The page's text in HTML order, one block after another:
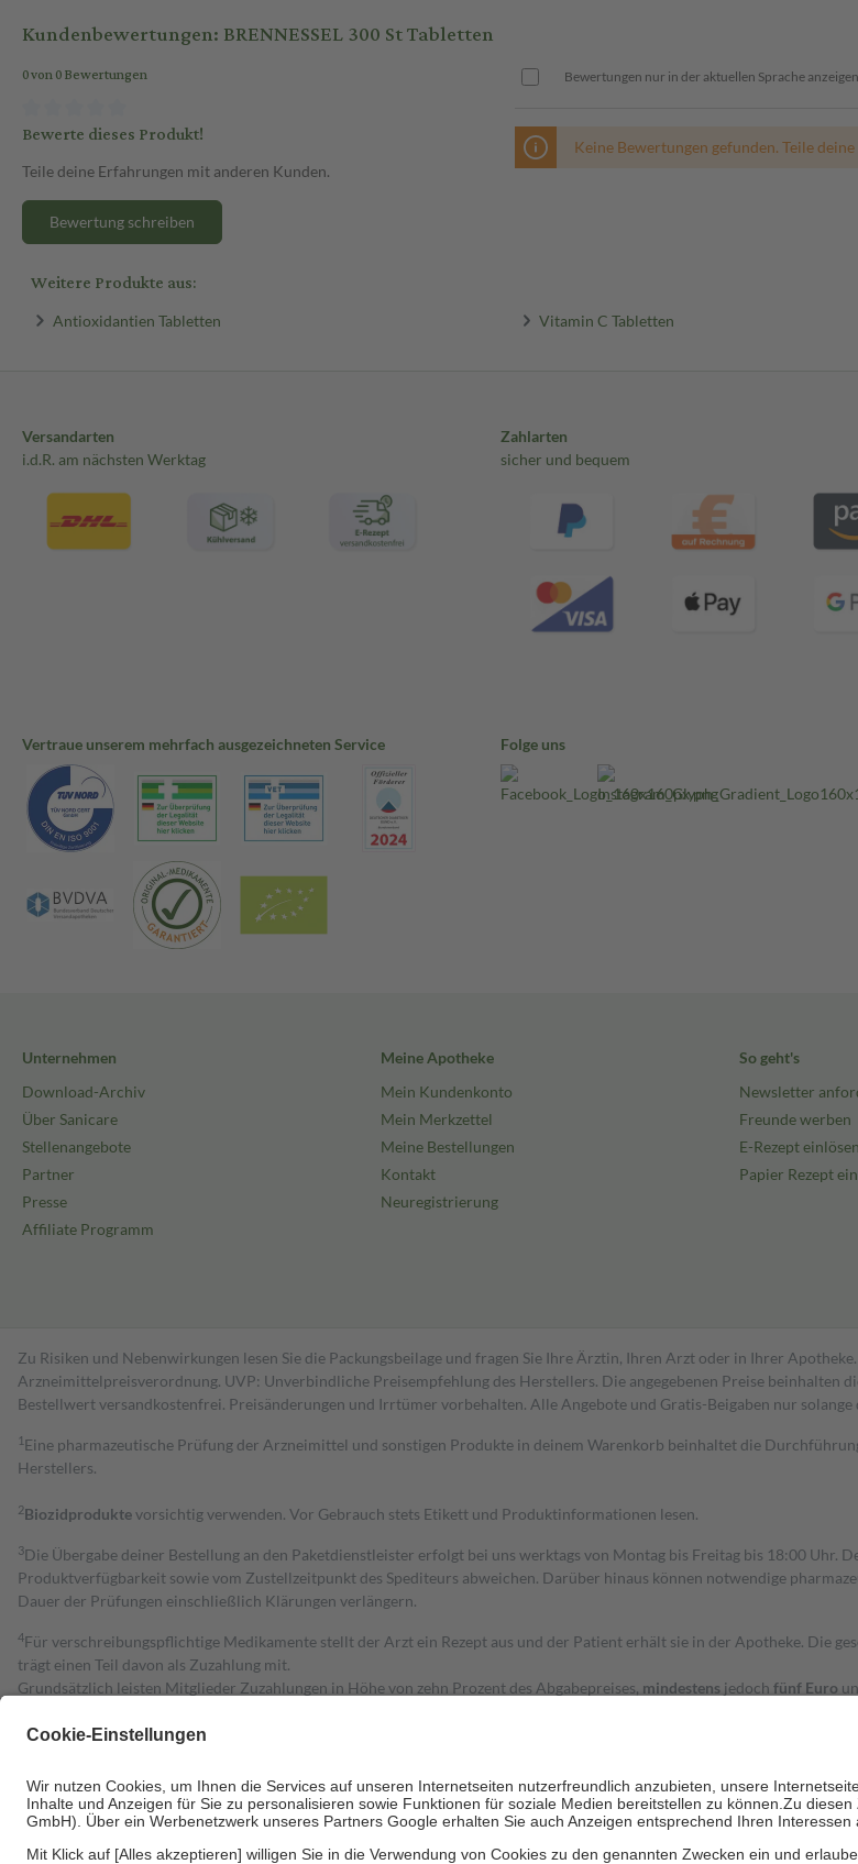
Kundenbewertungen: BRENNESSEL 300 St Tabletten
0 von 0 Bewertungen
Bewerte dieses Produkt!
Teile deine Erfahrungen mit anderen Kunden.
Bewertung schreiben
Bewertungen nur in der aktuellen Sprache
Keine Bewertungen gefunden. Teile
Weitere Produkte aus:
Antioxidantien Tabletten Vitamin C Tabletten
Versandarten
i.d.R. am nächsten Werktag
Zahlarten
sicher und bequem
Vertraue unserem mehrfach ausgezeichneten Service Folge uns
Unternehmen
Download-Archiv
Über Sanicare
Stellenangebote
Partner
Presse
Affiliate Programm
Meine Apotheke
Mein Kundenkonto
Mein Merkzettel
Meine Bestellungen
Kontakt
Neuregistrierung
So geht's
Newsletter
Freunde werben
E-Rezept einlösen
Papier Rezept
Zu Risiken und Nebenwirkungen lesen Sie die Packungsbeilage und fragen Sie Ihre Ärztin, Ihren Arzt oder in Ihrer
Arzneimittelpreisverordnung. UVP: Unverbindliche Preisempfehlung des Herstellers. Die angegebenen Preise beinhalten
Bestell­wert versand­kosten­frei. Preisänderungen und Irrtümer vorbehalten. Alle Angebote und Gratis-Beigaben nur
1 Eine pharmazeutische Prüfung der Arzneimittel und sonstigen Produkte in deinem Warenkorb beinhaltet die
Herstellers.
2Biozidproduktevorsichtig verwenden. Vor Gebrauch stets Etikett und Produktinformationen lesen.
3Die Übergabe deiner Bestellung an den Paketdienstleister erfolgt bei uns werktags von Montag bis Freitag bis 18:00 Uhr.
Produktverfügbarkeit sowie vom Zustellzeitpunkt des Spediteurs abweichen. Darüber hinaus können notwendige
Dauer der Prüfungen einschließlich Klärungen verlängern.
4Für verschreibungspflichtige Medikamente stellt der Arzt ein Rezept aus und der Patient erhält sie in der Apotheke. Die
trägt einen Teil davon als Zuzahlung mit.
Grundsätzlich leisten Mitglieder Zuzahlungen in Höhe von zehn Prozent des Abgabepreises, mindestens jedoch fünf Euro
Diese Regeln gelten grundsätzlich auch für Online-Apotheken.
Um das Engagement der Versicherten für ihre eigene Gesundheit zu stärken und die besondere Stellung der Familie zu
• Kindern und Jugendlichen bis zum vollendeten 18. Lebensjahr mit Ausnahme der Fahrkosten
• Untersuchungen zur Vorsorge und Früherkennung, die von der GKV getragen werden
• empfohlenen Schutzimpfungen